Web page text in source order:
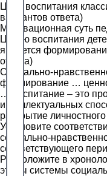
Цели воспитания
вариантов ответа)
Мотивационная суть
Целью воспитания
является
ответа)
Социально-
формирование …
… воспитание – это
интеллектуальных
раскрытие
Установите
социально-
соответствующего
Расположите в
этапы системы